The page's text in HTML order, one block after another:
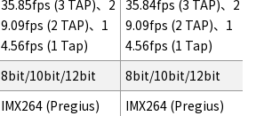
35.85fps (3 TAP)、2
9.09fps (2 TAP)、1
4.56fps (1 Tap)
35.84fps (3 TAP)、2
9.09fps (2 TAP)、1
4.56fps (1 Tap)
8bit/10bit/12bit
8bit/10bit/12bit
IMX264 (Pregius) IMX264 (Pregius)